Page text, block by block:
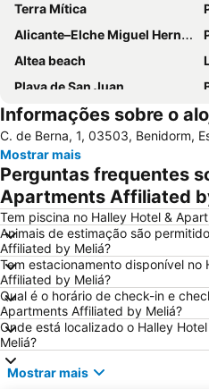
Terra Mítica
Alicante–Elche Miguel Hernández Airport
Altea beach
Playa de San Juan
Benidorm Palace
El Postiguet
Centro
Marina de Alicante
Festilandia
Platja de La Cala de Finestrat
Avenida Jaime I
Centro
El Portet
Cala Granadella
Estación de Autobuses de Alicante
Informações sobre o
C. de Berna, 1, 03503, Benidorm,
Mostrar mais
Perguntas frequentes
Apartments Affiliated
Tem piscina no Halley Hotel &
Animais de estimação são
Affiliated by Meliá?
Tem estacionamento disponível no
Affiliated by Meliá?
Qual é o horário de check-in e
Apartments Affiliated by Meliá?
Onde está localizado o Halley
Meliá?
Mostrar mais